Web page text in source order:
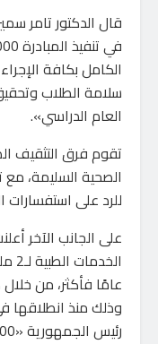
قال الدكتور تامر
الكامل بكافة
سلامة الطلاب
العام الدراسي».
تقوم فرق التثقيف
للرد على استفسارات
على الجانب الآخر
عامًا فأكثر، من خلال
رئيس الجمهورية «100 مليون صحة».